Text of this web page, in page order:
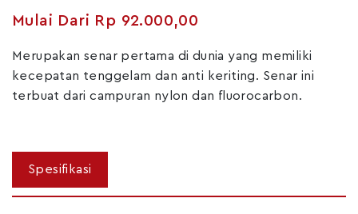
Rp 92.000,00
Merupakan senar pertama di dunia yang memiliki
kecepatan tenggelam dan anti keriting. Senar ini
terbuat dari campuran nylon dan fluorocarbon.